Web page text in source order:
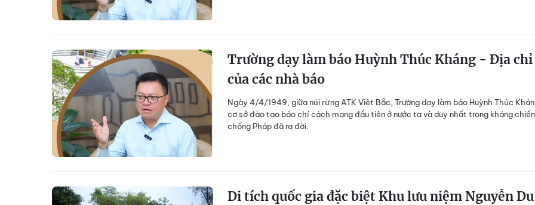
Trường dạy làm báo Huỳnh Thúc Kháng - Địa chỉ
của các nhà báo
Ngày 4/4/1949, giữa núi rừng ATK Việt Bắc, Trường dạy làm báo Huỳnh Thúc
cơ sở đào tạo báo chí cách mạng đầu tiên ở nước ta và duy nhất trong kháng chiến
chống Pháp đã ra đời.
Di tích quốc gia đặc biệt Khu lưu niệm Nguyễn Du